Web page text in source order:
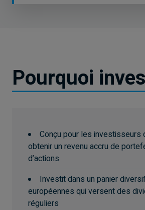
Pourquoi
Conçu pour les investisseurs
obtenir un revenu accru de
d’actions
Investit dans un panier
européennes qui versent des
réguliers
dans tous les territoires à l’extérieur du